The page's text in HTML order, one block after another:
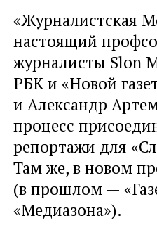
«Журналистская
настоящий
журналисты Slon
РБК и «Новой
и Александр
процесс
репортажи для
Там же, в новом
(в прошлом —
«Медиазона»).